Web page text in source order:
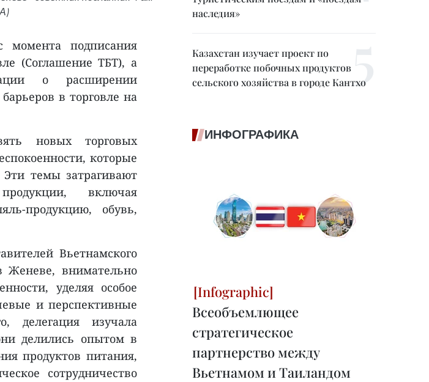
подписания
(Соглашение ТБТ), а
о расширении
в торговле на
новых торговых
которые
Эти темы затрагивают
включая
продукцию, обувь,
Вьетнамского
Женеве, внимательно
уделяя особое
и перспективные
делегация изучала
делились опытом в
продуктов питания,
сотрудничество
наследия»
Казахстан изучает проект по
переработке побочных продуктов
сельского хозяйства в городе Кантхо
ИНФОГРАФИКА
Всеобъемлющее
стратегическое
партнерство между
Вьетнамом и Таиландом